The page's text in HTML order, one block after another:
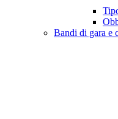
Bandi di gara e